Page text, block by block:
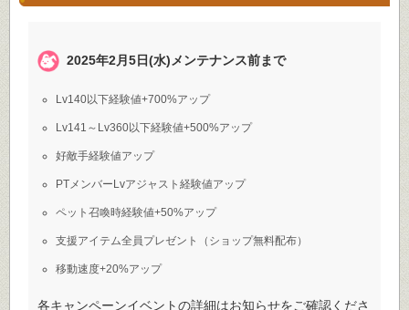
2025年2月5日(水)メンテナンス前まで
Lv140以下経験値+700%アップ
Lv141～Lv360以下経験値+500%アップ
好敵手経験値アップ
PTメンバーLvアジャスト経験値アップ
ペット召喚時経験値+50%アップ
支援アイテム全員プレゼント（ショップ無料配布）
移動速度+20%アップ
各キャンペーンイベントの詳細はお知らせをご確認くださ